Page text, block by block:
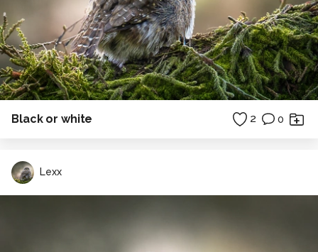
Black or white 2 0
Lexx